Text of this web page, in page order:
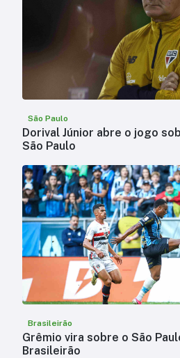
São Paulo
Dorival Júnior abre o jogo
São Paulo
Brasileirão
Grêmio vira sobre o São
Brasileirão